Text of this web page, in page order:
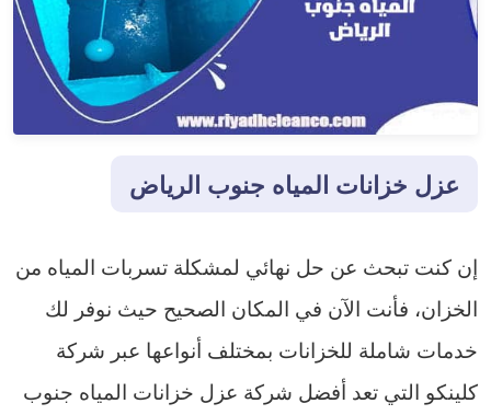
عزل خزانات المياه جنوب الرياض
إن كنت تبحث عن حل نهائي لمشكلة تسربات المياه من
الخزان، فأنت الآن في المكان الصحيح حيث نوفر لك
خدمات شاملة للخزانات بمختلف أنواعها عبر شركة
كلينكو التي تعد أفضل شركة عزل خزانات المياه جنوب